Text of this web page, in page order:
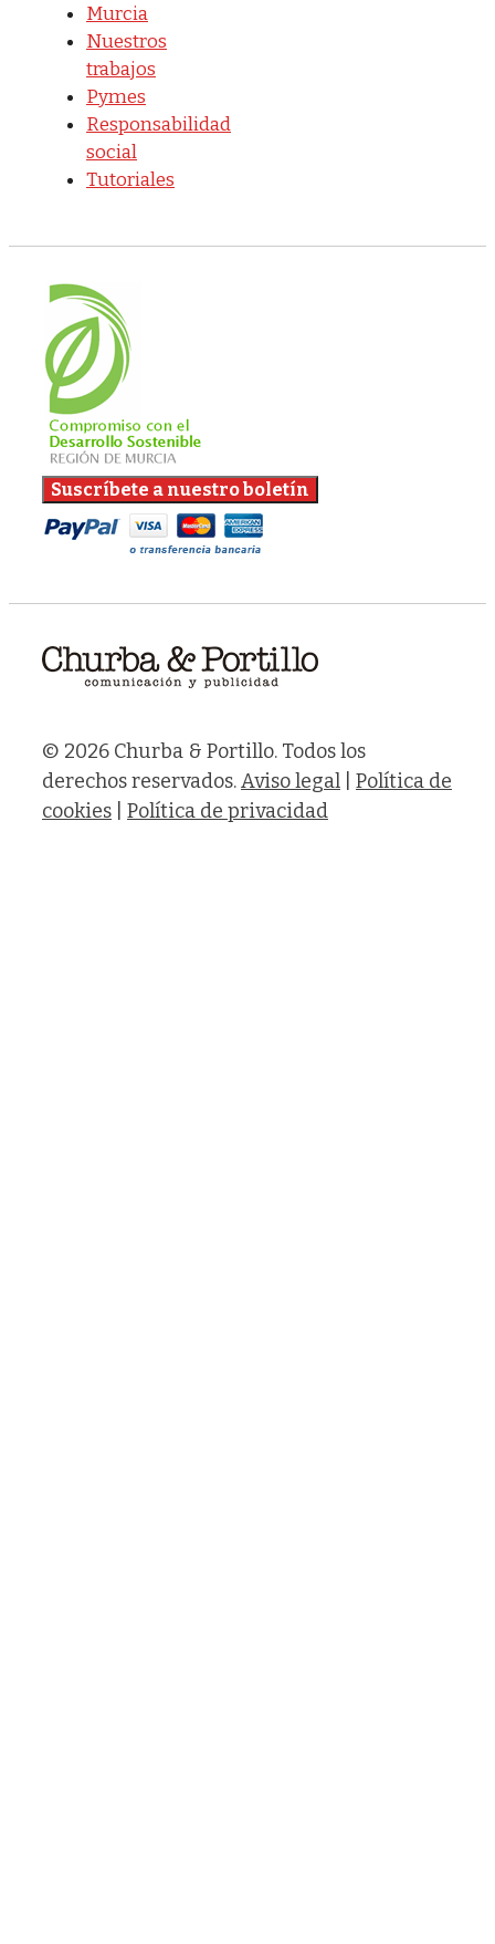
Murcia
Nuestros
trabajos
Pymes
Responsabilidad
social
Tutoriales
© 2026 Churba & Portillo. Todos los
derechos reservados.Aviso legal
Política de
cookies
Política de privacidad